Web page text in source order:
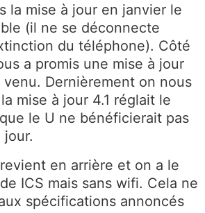
la mise à jour en janvier le
(il ne se déconnecte
du téléphone). Côté
a promis une mise à jour
venu. Dernièrement on nous
mise à jour 4.1 réglait le
le U ne bénéficierait pas
jour.
en arrière et on a le
ICS mais sans wifi. Cela ne
spécifications annoncés